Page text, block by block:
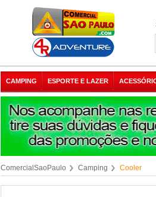
CAMPING ESPORTE E LAZER
ComercialSaoPaulo Camping Cooler